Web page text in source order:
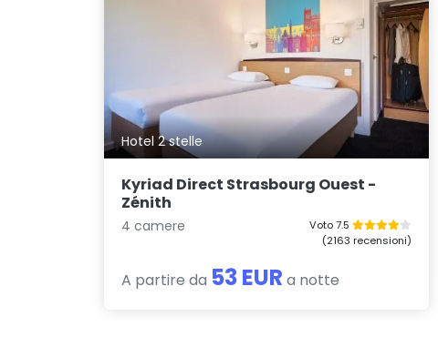
Hotel 2 stelle
Kyriad Direct Strasbourg Ouest -
Zénith
4 camere
Voto 7.5
(2163 recensioni)
A partire da 53 EUR a notte